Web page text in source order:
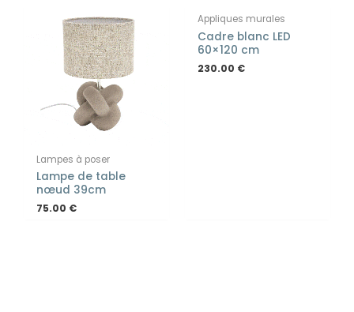
Lampes à poser
Lampe de table
nœud 39cm
75.00 €
Appliques murales
Cadre blanc LED
60×120 cm
230.00 €